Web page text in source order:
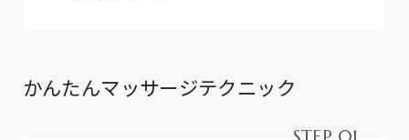
かんたんマッサージテクニック